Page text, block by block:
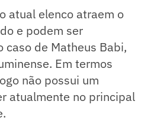
atual elenco atraem o
e podem ser
caso de Matheus Babi,
Em termos
não possui um
atualmente no principal